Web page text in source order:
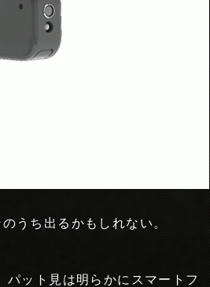
うち出るかもしれない。
ット見は明らかにスマートフ